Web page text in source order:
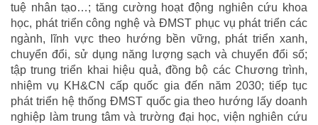
tuệ nhân tạo…; tăng cường hoạt động nghiên cứu khoa
học, phát triển công nghệ và ĐMST phục vụ phát triển các
ngành, lĩnh vực theo hướng bền vững, phát triển xanh,
chuyển đổi, sử dụng năng lượng sạch và chuyển đổi số;
tập trung triển khai hiệu quả, đồng bộ các Chương trình,
nhiệm vụ KH&CN cấp quốc gia đến năm 2030; tiếp tục
phát triển hệ thống ĐMST quốc gia theo hướng lấy doanh
nghiệp làm trung tâm và trường đại học, viện nghiên cứu